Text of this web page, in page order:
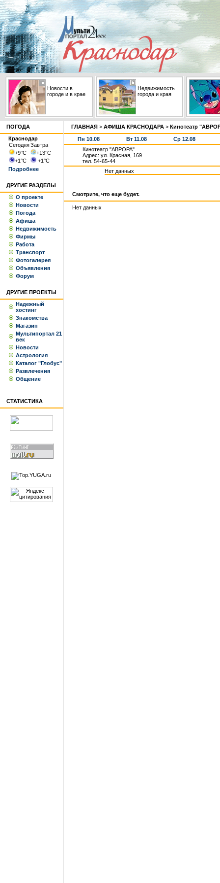
Новости в
городе и в крае
Недвижимость
города и края
ПОГОДА
Краснодар
СегодняЗавтра
+9°С +13°С
+1°С +1°С
Подробнее
ДРУГИЕ РАЗДЕЛЫ
О проекте
Новости
Погода
Афиша
Недвижимость
Фирмы
Работа
Транспорт
Фотогалерея
Объявления
Форум
ДРУГИЕ ПРОЕКТЫ
Надежный
хостинг
Знакомства
Магазин
Мультипортал 21
век
Новости
Астрология
Каталог "Глобус"
Развлечения
Общение
СТАТИСТИКА
ГЛАВНАЯ > АФИША КРАСНОДАРА > Кинотеатр
Пн 10.08 Вт 11.08
Ср 12.08
Кинотеатр "АВРОРА"
Адрес: ул. Красная, 169
тел. 54-65-44
Нет данных
Смотрите, что еще будет.
Нет данных